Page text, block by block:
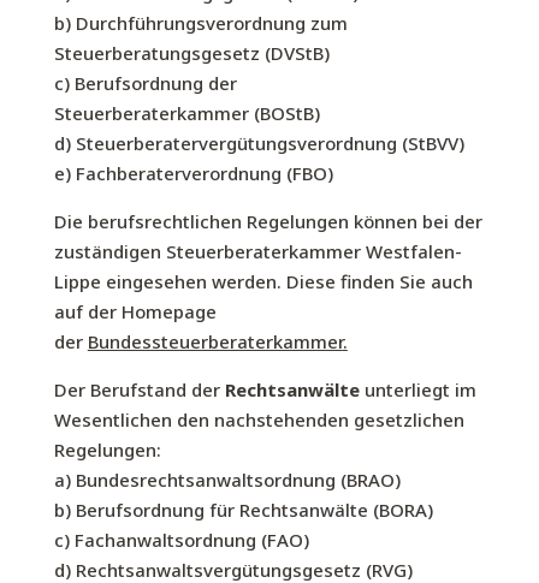
b) Durchführungsverordnung zum
Steuerberatungsgesetz (DVStB)
c) Berufsordnung der
Steuerberaterkammer (BOStB)
d) Steuerberatervergütungsverordnung (StBVV)
e) Fachberaterverordnung (FBO)
Die berufsrechtlichen Regelungen können bei der
zuständigen Steuerberaterkammer Westfalen-
Lippe eingesehen werden. Diese finden Sie auch
auf der Homepage
der Bundessteuerberaterkammer.
Der Berufstand der Rechtsanwälteunterliegt im
Wesentlichen den nachstehenden gesetzlichen
Regelungen:
a) Bundesrechtsanwaltsordnung (BRAO)
b) Berufsordnung für Rechtsanwälte (BORA)
c) Fachanwaltsordnung (FAO)
d) Rechtsanwaltsvergütungsgesetz (RVG)